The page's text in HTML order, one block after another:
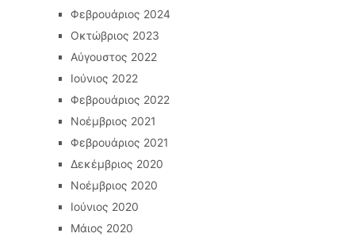
Φεβρουάριος 2024
Οκτώβριος 2023
Αύγουστος 2022
Ιούνιος 2022
Φεβρουάριος 2022
Νοέμβριος 2021
Φεβρουάριος 2021
Δεκέμβριος 2020
Νοέμβριος 2020
Ιούνιος 2020
Μάιος 2020